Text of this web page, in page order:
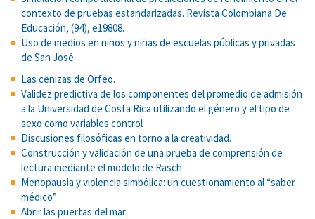
contexto de pruebas estandarizadas. Revista Colombiana De
Educación, (94), e19808.
Uso de medios en niños y niñas de escuelas públicas y privadas
de San José
Las cenizas de Orfeo.
Validez predictiva de los componentes del promedio de admisión
a la Universidad de Costa Rica utilizando el género y el tipo de
sexo como variables control
Discusiones filosóficas en torno a la creatividad.
Construcción y validación de una prueba de comprensión de
lectura mediante el modelo de Rasch
Menopausia y violencia simbólica: un cuestionamiento al “saber
médico”
Abrir las puertas del mar